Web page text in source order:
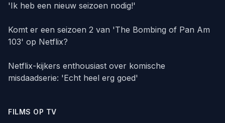
'Ik heb een nieuw seizoen nodig!'
Komt er een seizoen 2 van 'The Bombing of Pan Am
103' op Netflix?
Netflix-kijkers enthousiast over komische
misdaadserie: 'Echt heel erg goed'
FILMS OP TV